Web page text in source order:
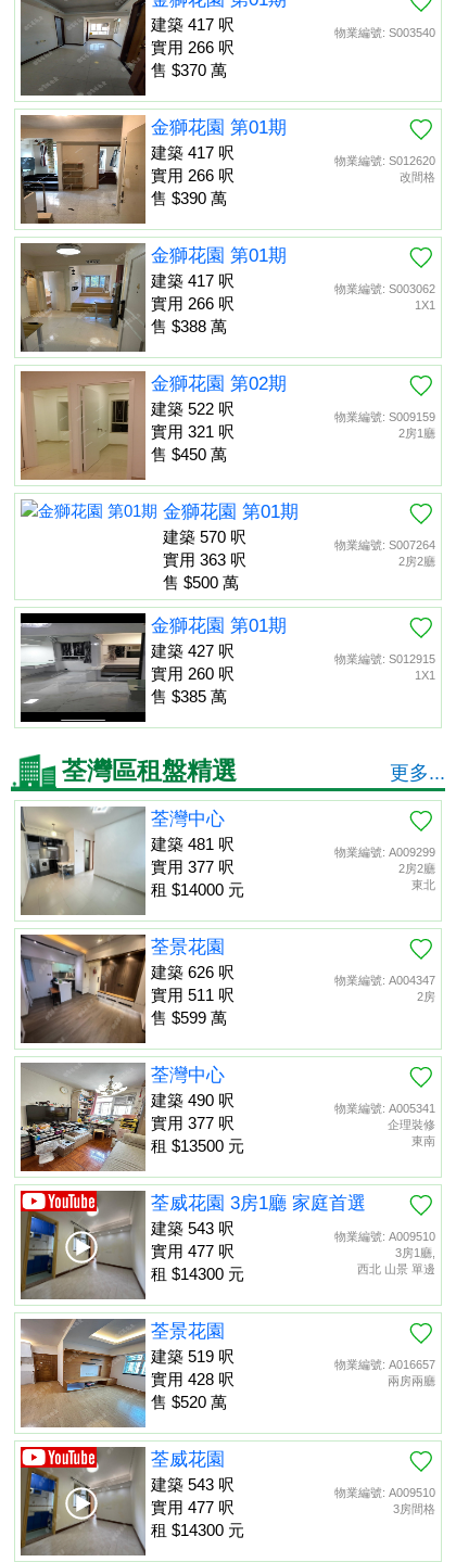
物業編號: S003540
建築 417 呎
實用 266 呎
售 $370 萬
物業編號: S012620
改間格
金獅花園 第01期
建築 417 呎
實用 266 呎
售 $390 萬
物業編號: S003062
1X1
金獅花園 第01期
建築 417 呎
實用 266 呎
售 $388 萬
物業編號: S009159
2房1廳
金獅花園 第02期
建築 522 呎
實用 321 呎
售 $450 萬
物業編號: S007264
2房2廳
金獅花園 第01期
建築 570 呎
實用 363 呎
售 $500 萬
物業編號: S012915
1X1
金獅花園 第01期
建築 427 呎
實用 260 呎
售 $385 萬
荃灣區租盤精選 更多...
物業編號: A009299
2房2廳
東北
荃灣中心
建築 481 呎
實用 377 呎
租 $14000 元
物業編號: A004347
2房
荃景花園
建築 626 呎
實用 511 呎
售 $599 萬
物業編號: A005341
企理裝修
東南
荃灣中心
建築 490 呎
實用 377 呎
租 $13500 元
物業編號: A009510
3房1廳,
西北 山景 單邊
荃威花園 3房1廳 家庭首選
建築 543 呎
實用 477 呎
租 $14300 元
物業編號: A016657
兩房兩廳
荃景花園
建築 519 呎
實用 428 呎
售 $520 萬
物業編號: A009510
3房間格
荃威花園
建築 543 呎
實用 477 呎
租 $14300 元